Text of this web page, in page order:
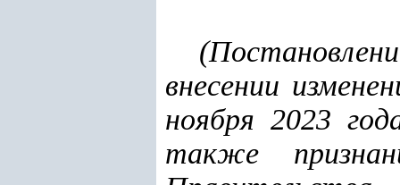
(
внесении
ноября 2023
также